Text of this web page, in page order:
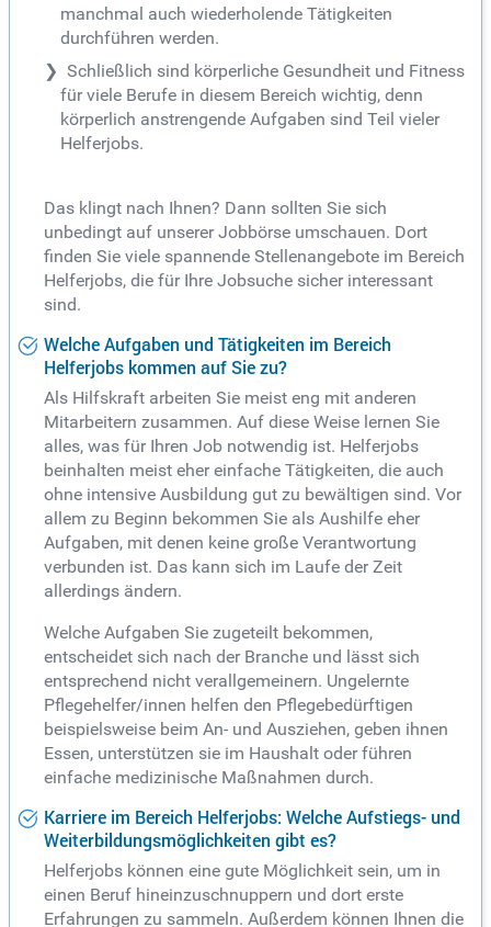
manchmal auch wiederholende Tätigkeiten
durchführen werden.
Schließlich sind körperliche Gesundheit und Fitness
für viele Berufe in diesem Bereich wichtig, denn
körperlich anstrengende Aufgaben sind Teil vieler
Helferjobs.
Das klingt nach Ihnen? Dann sollten Sie sich
unbedingt auf unserer Jobbörse umschauen. Dort
finden Sie viele spannende Stellenangebote im Bereich
Helferjobs, die für Ihre Jobsuche sicher interessant
sind.
Welche Aufgaben und Tätigkeiten im Bereich
Helferjobs kommen auf Sie zu?
Als Hilfskraft arbeiten Sie meist eng mit anderen
Mitarbeitern zusammen. Auf diese Weise lernen Sie
alles, was für Ihren Job notwendig ist. Helferjobs
beinhalten meist eher einfache Tätigkeiten, die auch
ohne intensive Ausbildung gut zu bewältigen sind. Vor
allem zu Beginn bekommen Sie als Aushilfe eher
Aufgaben, mit denen keine große Verantwortung
verbunden ist. Das kann sich im Laufe der Zeit
allerdings ändern.
Welche Aufgaben Sie zugeteilt bekommen,
entscheidet sich nach der Branche und lässt sich
entsprechend nicht verallgemeinern. Ungelernte
Pflegehelfer/innen helfen den Pflegebedürftigen
beispielsweise beim An- und Ausziehen, geben ihnen
Essen, unterstützen sie im Haushalt oder führen
einfache medizinische Maßnahmen durch.
Karriere im Bereich Helferjobs: Welche Aufstiegs- und
Weiterbildungsmöglichkeiten gibt es?
Helferjobs können eine gute Möglichkeit sein, um in
einen Beruf hineinzuschnuppern und dort erste
Erfahrungen zu sammeln. Außerdem können Ihnen die